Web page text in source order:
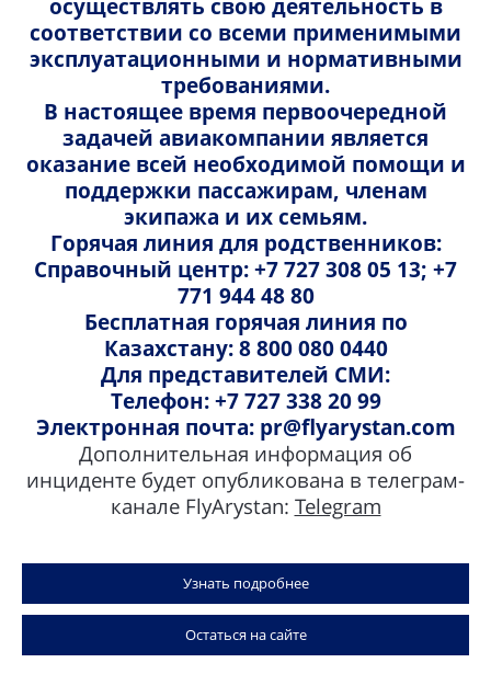
осуществлять свою деятельность в
соответствии со всеми применимыми
эксплуатационными и нормативными
требованиями.
В настоящее время первоочередной
задачей авиакомпании является
оказание всей необходимой помощи и
поддержки пассажирам, членам
экипажа и их семьям.
Горячая линия для родственников:
Справочный центр: +7 727 308 05 13; +7
771 944 48 80
Бесплатная горячая линия по
Казахстану: 8 800 080 0440
Для представителей СМИ:
Телефон: +7 727 338 20 99
Электронная почта: pr@flyarystan.com
Дополнительная информация об
инциденте будет опубликована в телеграм-
канале FlyArystan: Telegram
Узнать подробнее
Остаться на сайте
Значительную экономию на стоимости багажа.
Больше места для ваших вещей и подарков.
Спокойствие и комфорт в путешествии без
лишних затрат.
Условия акции:
Действительно на направления Астана-Баку-
Астана, Астана-Урумчи-Астана, Актау-Стамбул-
Актау, Актау-Баку-Актау.
Период путешествия: с 25 июня до 24* октября
2024 г.
Период продажи: с 25 июня до 24* октября 2024
г. (до 23:55 время Астаны (UTC+5))
*Условия и сроки акции могут быть изменены со
стороны авиакомпании в любой момент без
дополнительного уведомления.
Баку-Астана, Астана-Урумчи-Астана, Актау-
Стамбул-Актау (в одну сторону):